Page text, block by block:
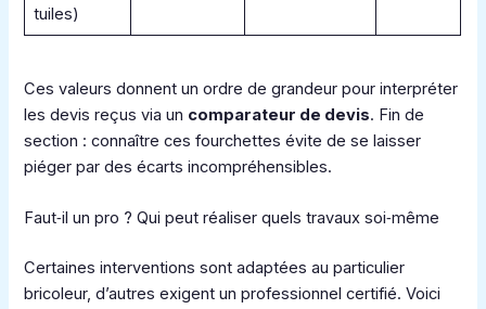
tuiles)
Ces valeurs donnent un ordre de grandeur pour interpréter
les devis reçus via un comparateur de devis. Fin de
section : connaître ces fourchettes évite de se laisser
piéger par des écarts incompréhensibles.
Faut‑il un pro ? Qui peut réaliser quels travaux soi‑même
Certaines interventions sont adaptées au particulier
bricoleur, d’autres exigent un professionnel certifié. Voici